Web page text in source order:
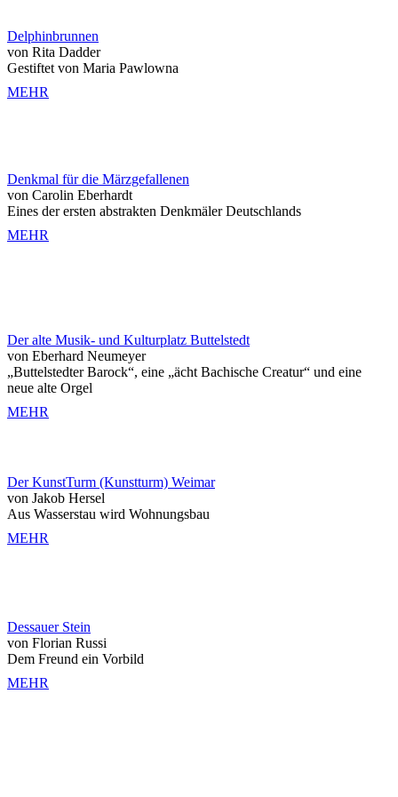
Delphinbrunnen
von Rita Dadder
Gestiftet von Maria Pawlowna
MEHR
Denkmal für die Märzgefallenen
von Carolin Eberhardt
Eines der ersten abstrakten Denkmäler Deutschlands
MEHR
Der alte Musik- und Kulturplatz Buttelstedt
von Eberhard Neumeyer
„Buttelstedter Barock“, eine „ächt Bachische Creatur“ und eine
neue alte Orgel
MEHR
Der KunstTurm (Kunstturm) Weimar
von Jakob Hersel
Aus Wasserstau wird Wohnungsbau
MEHR
Dessauer Stein
von Florian Russi
Dem Freund ein Vorbild
MEHR